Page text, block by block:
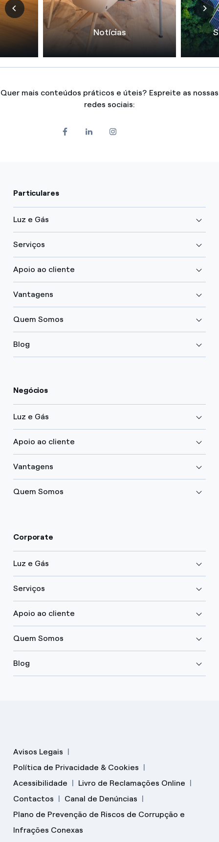
Notícias
Quer mais conteúdos práticos e úteis? Espreite as nossas
redes sociais:
Particulares
Luz e Gás
Serviços
Apoio ao cliente
Vantagens
Quem Somos
Blog
Negócios
Luz e Gás
Apoio ao cliente
Vantagens
Quem Somos
Corporate
Luz e Gás
Serviços
Apoio ao cliente
Quem Somos
Blog
Avisos Legais
Política de Privacidade & Cookies
Acessibilidade
Livro de Reclamações Online
Contactos
Canal de Denúncias
Plano de Prevenção de Riscos de Corrupção e
Infrações Conexas